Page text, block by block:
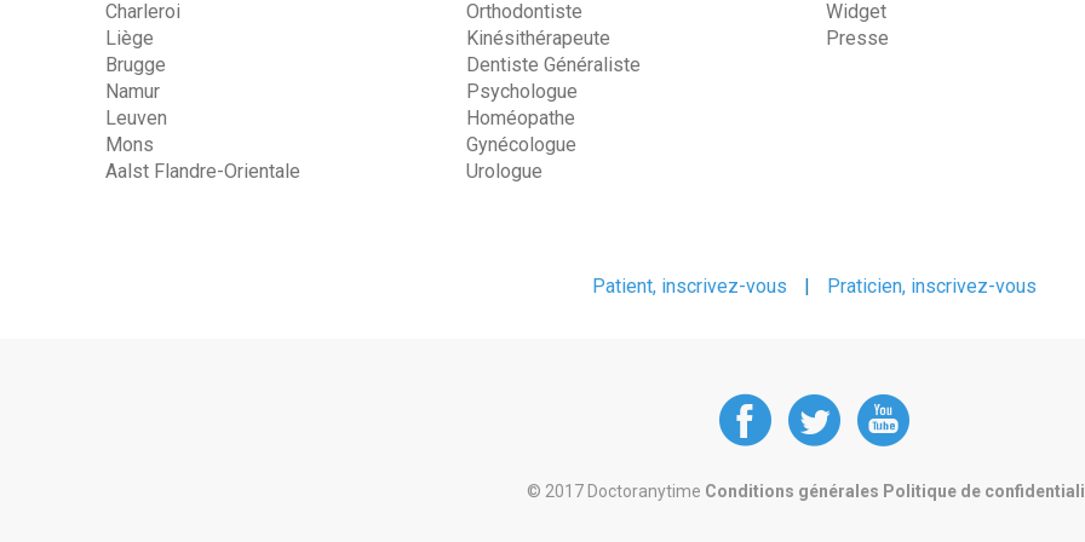
Charleroi
Liège
Brugge
Namur
Leuven
Mons
Aalst Flandre-Orientale
Orthodontiste
Kinésithérapeute
Dentiste Généraliste
Psychologue
Homéopathe
Gynécologue
Urologue
Widget
Presse
Patient, inscrivez-vous Praticien, inscrivez-vous
DoctorAnyTime
at at at
© 2017 Doctoranytime Conditions générales Politique de